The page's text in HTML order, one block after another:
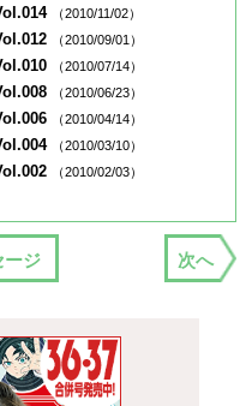
（2010/11/02）
（2010/09/01）
（2010/07/14）
（2010/06/23）
（2010/04/14）
（2010/03/10）
（2010/02/03）
ージ 次へ